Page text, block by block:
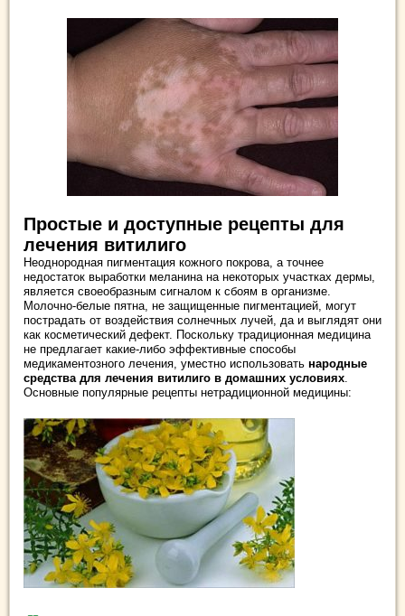
Простые и доступные рецепты для
лечения витилиго
Неоднородная пигментация кожного покрова, а точнее
недостаток выработки меланина на некоторых участках дермы,
является своеобразным сигналом к сбоям в организме.
Молочно-белые пятна, не защищенные пигментацией, могут
пострадать от воздействия солнечных лучей, да и выглядят они
как косметический дефект. Поскольку традиционная медицина
не предлагает какие-либо эффективные способы
медикаментозного лечения, уместно использовать народные
средства для лечения витилиго в домашних условиях.
Основные популярные рецепты нетрадиционной медицины: